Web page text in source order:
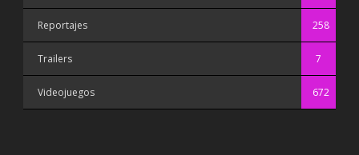
Reportajes 258
Trailers 7
Videojuegos 672